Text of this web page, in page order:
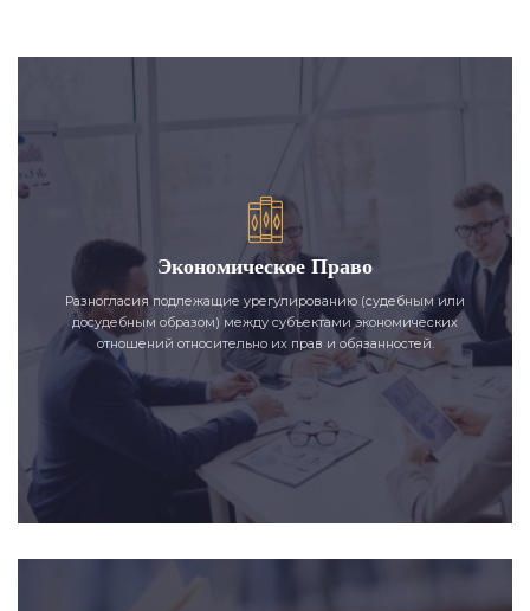
Экономическое Право
Разногласия подлежащие урегулированию (судебным или
досудебным образом) между субъектами экономических
отношений относительно их прав и обязанностей.